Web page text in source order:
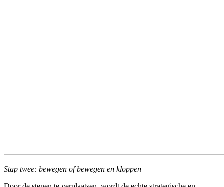
Stap twee: bewegen of bewegen en kloppen